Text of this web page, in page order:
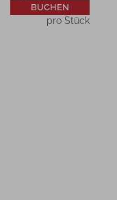
BUCHEN
pro Stück